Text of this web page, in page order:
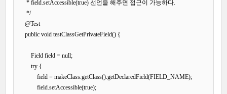
     * field.setAccessible(true) 선언을 해주면 접근이 가능하다.
     */
    @Test
    public void testClassGetPrivateField() {
        Field field = null;
        try {
            field = makeClass.getClass().getDeclaredField(FIELD_NAME);
            field.setAccessible(true);